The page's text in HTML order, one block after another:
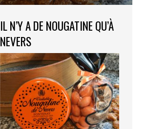
IL N’Y A DE NOUGATINE QU’À
NEVERS